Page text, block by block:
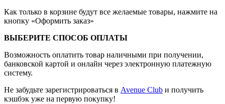
Как только в корзине будут все желаемые товары, нажмите на
кнопку «Оформить заказ»
ВЫБЕРИТЕ СПОСОБ ОПЛАТЫ
Возможность оплатить товар наличными при получении,
банковской картой и онлайн через электронную платежную
систему.
Не забудьте зарегистрироваться в Avenue Club и получить
кэшбэк уже на первую покупку!